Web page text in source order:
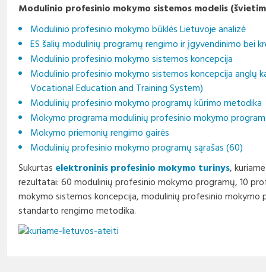
Modulinio profesinio mokymo sistemos modelis
Modulinio profesinio mokymo būklės Lietuvoje analizė
ES šalių modulinių programų rengimo ir įgyvendinimo bei
Modulinio profesinio mokymo sistemos koncepcija
Modulinio profesinio mokymo sistemos koncepcija anglų
Vocational Education and Training System)
Modulinių profesinio mokymo programų kūrimo metodika
Mokymo programa modulinių profesinio mokymo
Mokymo priemonių rengimo gairės
Modulinių profesinio mokymo programų sąrašas (60)
Sukurtas elektroninis profesinio mokymo turinys,
rezultatai: 60 modulinių profesinio mokymo programų, 10
mokymo sistemos koncepcija, modulinių profesinio
standarto rengimo metodika.